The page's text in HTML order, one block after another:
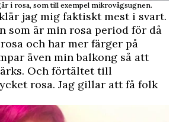
i rosa, som till exempel mikrovågsugnen.
jag mig faktiskt mest i svart.
som är min rosa period för då
och har mer färger på
även min balkong så att
Och förtältet till
rosa. Jag gillar att få folk